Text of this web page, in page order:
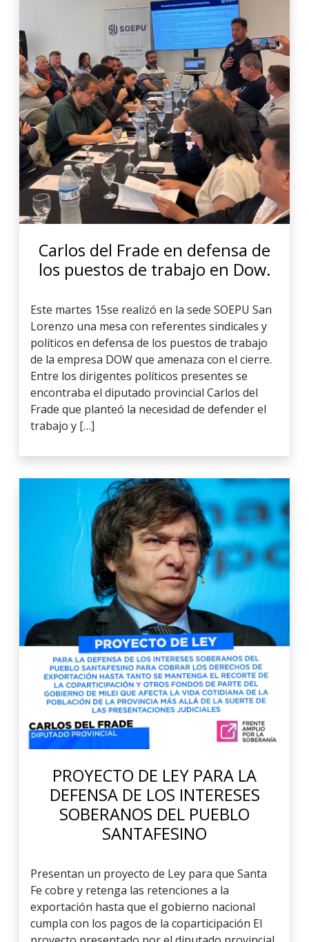
Carlos del Frade en defensa de
los puestos de trabajo en Dow.
Este martes 15se realizó en la sede SOEPU San
Lorenzo una mesa con referentes sindicales y
políticos en defensa de los puestos de trabajo
de la empresa DOW que amenaza con el cierre.
Entre los dirigentes políticos presentes se
encontraba el diputado provincial Carlos del
Frade que planteó la necesidad de defender el
trabajo y […]
PROYECTO DE LEY PARA LA
DEFENSA DE LOS INTERESES
SOBERANOS DEL PUEBLO
SANTAFESINO
Presentan un proyecto de Ley para que Santa
Fe cobre y retenga las retenciones a la
exportación hasta que el gobierno nacional
cumpla con los pagos de la coparticipación El